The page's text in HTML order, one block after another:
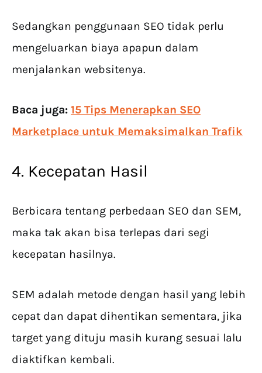
Sedangkan penggunaan SEO tidak perlu
mengeluarkan biaya apapun dalam
menjalankan websitenya.
Baca juga: 15 Tips Menerapkan SEO
Marketplace untuk Memaksimalkan Trafik
4. Kecepatan Hasil
Berbicara tentang perbedaan SEO dan SEM,
maka tak akan bisa terlepas dari segi
kecepatan hasilnya.
SEM adalah metode dengan hasil yang lebih
cepat dan dapat dihentikan sementara, jika
target yang dituju masih kurang sesuai lalu
diaktifkan kembali.